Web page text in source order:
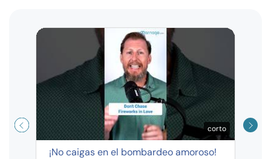
corto
¡No caigas en el bombardeo amoroso!